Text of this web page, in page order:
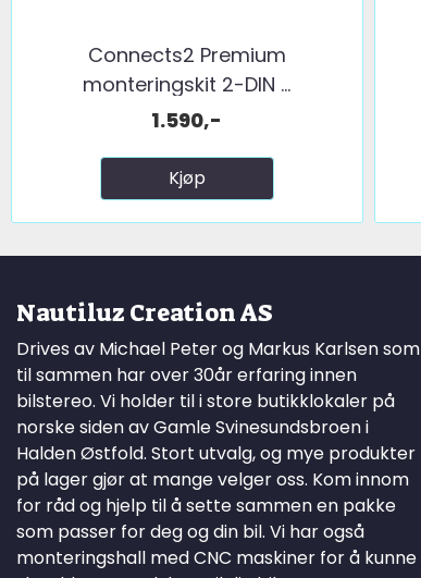
Connects2 Premium
monteringskit 2-DIN ...
1.590,-
Kjøp
Nautiluz Creation AS
Drives av Michael Peter og Markus Karlsen som
til sammen har over 30år erfaring innen
bilstereo. Vi holder til i store butikklokaler på
norske siden av Gamle Svinesundsbroen i
Halden Østfold. Stort utvalg, og mye produkter
på lager gjør at mange velger oss. Kom innom
for råd og hjelp til å sette sammen en pakke
som passer for deg og din bil. Vi har også
monteringshall med CNC maskiner for å kunne